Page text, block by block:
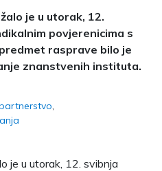
je u utorak, 12.
povjerenicima s
rasprave bilo je
znanstvenih instituta.
je u utorak, 12. svibnja